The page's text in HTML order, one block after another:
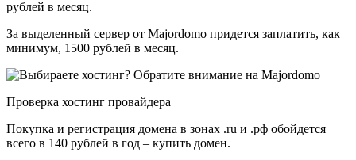
рублей в месяц.
За выделенный сервер от Majordomo придется заплатить, как
минимум, 1500 рублей в месяц.
Проверка хостинг провайдера
Покупка и регистрация домена в зонах .ru и .рф обойдется
всего в 140 рублей в год – купить домен.